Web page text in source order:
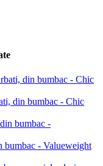
din bumbac - Chic
bumbac - Valueweight